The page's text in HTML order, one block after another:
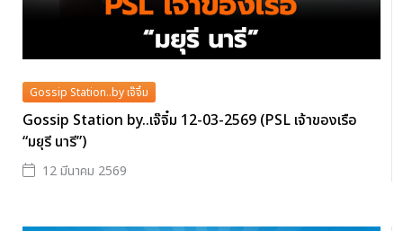
Gossip Station..by เจ๊จิ๋ม
Gossip Station by..เจ๊จิ๋ม 12-03-2569 (PSL เจ้าของเรือ
“มยุรี นารี”)
12 มีนาคม 2569